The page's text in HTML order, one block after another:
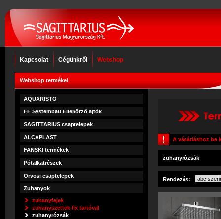
Kapcsolat Cégünkről Webshop
Webshop termékei
AQUARISTO
FF Systembau Ellenőrző ajtók
SAGITTARIUS csaptelepek
ALCAPLAST
FANSKI termékek
Pótalkatrészek
Orvosi csaptelepek
Zuhanyok
zuhanyfejek
zuhanyszettek fix tartóval
zuhanyrózsák
A vásárláshoz be
zuhanyrózsák
Rendezés: